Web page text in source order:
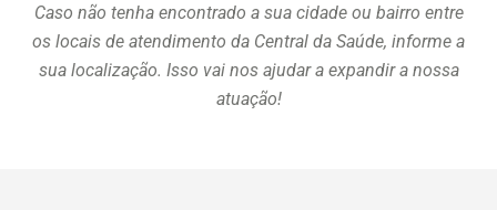
Caso não tenha encontrado a sua cidade ou bairro entre
os locais de atendimento da Central da Saúde, informe a
sua localização. Isso vai nos ajudar a expandir a nossa
atuação!